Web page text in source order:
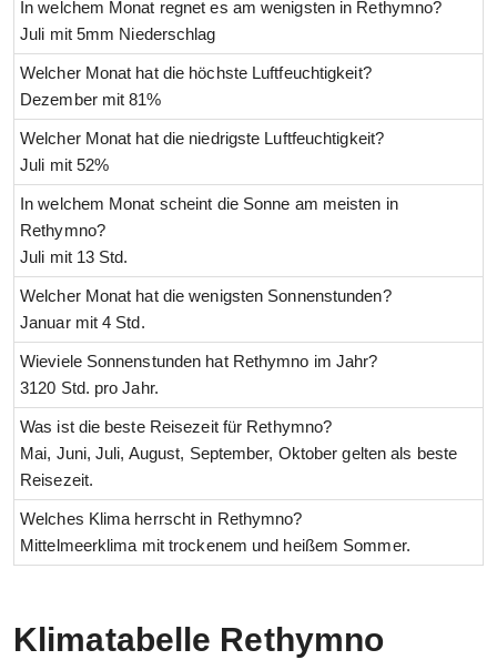
In welchem Monat regnet es am wenigsten in Rethymno?
Juli mit 5mm Niederschlag
Welcher Monat hat die höchste Luftfeuchtigkeit?
Dezember mit 81%
Welcher Monat hat die niedrigste Luftfeuchtigkeit?
Juli mit 52%
In welchem Monat scheint die Sonne am meisten in
Rethymno?
Juli mit 13 Std.
Welcher Monat hat die wenigsten Sonnenstunden?
Januar mit 4 Std.
Wieviele Sonnenstunden hat Rethymno im Jahr?
3120 Std. pro Jahr.
Was ist die beste Reisezeit für Rethymno?
Mai, Juni, Juli, August, September, Oktober gelten als beste
Reisezeit.
Welches Klima herrscht in Rethymno?
Mittelmeerklima mit trockenem und heißem Sommer.
Klimatabelle Rethymno